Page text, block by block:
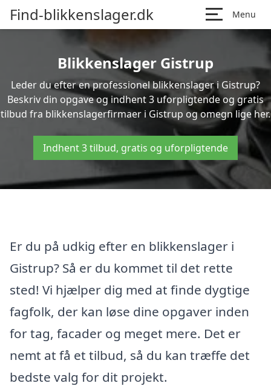
Find-blikkenslager.dk Menu
Blikkenslager Gistrup
Leder du efter en professionel blikkenslager i Gistrup?
Beskriv din opgave og indhent 3 uforpligtende og gratis
tilbud fra blikkenslagerfirmaer i Gistrup og omegn lige her.
Indhent 3 tilbud, gratis og uforpligtende
Er du på udkig efter en blikkenslager i
Gistrup? Så er du kommet til det rette
sted! Vi hjælper dig med at finde dygtige
fagfolk, der kan løse dine opgaver inden
for tag, facader og meget mere. Det er
nemt at få et tilbud, så du kan træffe det
bedste valg for dit projekt.